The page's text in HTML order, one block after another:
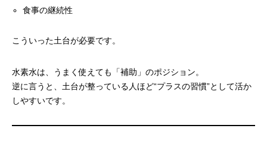
食事の継続性
こういった土台が必要です。
水素水は、うまく使えても「補助」のポジション。
逆に言うと、土台が整っている人ほど“プラスの習慣”として活か
しやすいです。